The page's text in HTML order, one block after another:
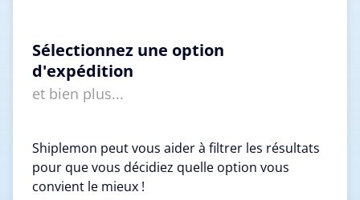
Sélectionnez une option
d'expédition
et bien plus...
Shiplemon peut vous aider à filtrer les résultats
pour que vous décidiez quelle option vous
convient le mieux !